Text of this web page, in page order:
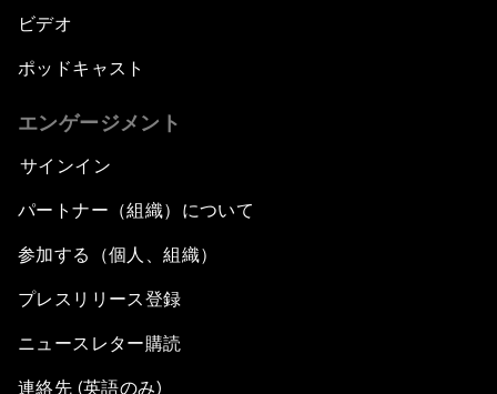
ビデオ
ポッドキャスト
エンゲージメント
サインイン
パートナー（組織）について
参加する（個人、組織）
プレスリリース登録
ニュースレター購読
連絡先 (英語のみ)